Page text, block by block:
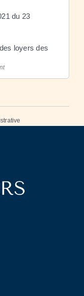
du 23
loyers des